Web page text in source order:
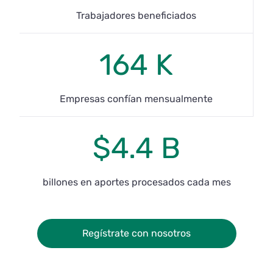
Trabajadores beneficiados
164 K
Empresas confían mensualmente
$4.4 B
billones en aportes procesados cada mes
Regístrate con nosotros